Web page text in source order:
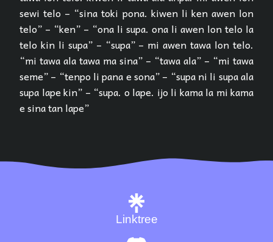
sewi telo – “sina toki pona. kiwen li ken awen lon
telo” – “ken” – “ona li supa. ona li awen lon telo la
telo kin li supa” – “supa” – mi awen tawa lon telo.
“mi tawa ala tawa ma sina” – “tawa ala” – “mi tawa
seme” – “tenpo li pana e sona” – “supa ni li supa ala
supa lape kin” – “supa. o lape. ijo li kama la mi kama
e sina tan lape”
Linktree